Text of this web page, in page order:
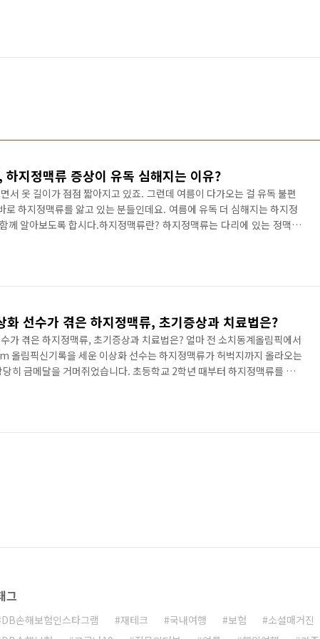
지정맥류 증상이 유독 심해지는 이유?
서 옷 길이가 점점 짧아지고 있죠. 그런데 여름이 다가오는 걸 유독 불편
로 하지정맥류를 앓고 있는 분들인데요. 여름에 유독 더 심해지는 하지정
께 알아보도록 합시다.하지정맥류란? 하지정맥류는 다리에 있는 정맥
요. 다리 정맥이 유난히 구불구불해지거나 불룩 튀어나와 심하면 지렁
은 위로 올라가기가 매우 힘듭니다. 그래서 정맥에는 올라간 혈액이 밑
화 선수가 겪은 하지정맥류, 초기증상과 치료법은?
가 겪은 하지정맥류, 초기증상과 치료법은? 얼마 전 소치동계올림픽에서
올림픽신기록을 세운 이상화 선수는 하지정맥류가 허벅지까지 올라오는
히 금메달을 거머쥐었습니다. 초등학교 2학년 때부터 하지정맥류를 앓
에도 투혼을 발휘한 스피드스케이팅 여제’라는 수식어를 붙여 보도하기
프’에서 이상화 선수는 하지정맥류의 고통을 겪으면서도 수술을 하지 않
그
DB손해보험인스타그램 재테크 국내여행 보험 소셜매거진